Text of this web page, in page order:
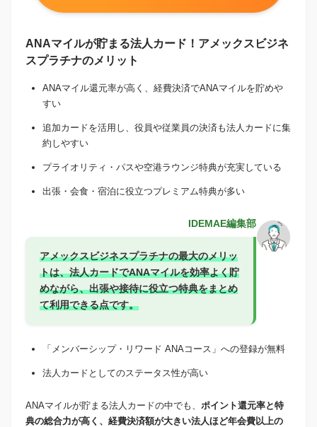
ANAマイルが貯まる法人カード！アメックスビジネ
スプラチナのメリット
ANAマイル還元率が高く、経費決済でANAマイルを貯めや
すい
追加カードを活用し、役員や従業員の決済も法人カードに集
約しやすい
プライオリティ・パスや空港ラウンジ特典が充実している
出張・会食・宿泊に役立つプレミアム特典が多い
IDEMAE編集部
アメックスビジネスプラチナの最大のメリッ
トは、法人カードでANAマイルを効率よく貯
めながら、出張や接待に役立つ特典をまとめ
て利用できる点です。
「メンバーシップ・リワード ANAコース」への登録が無料
法人カードとしてのステータス性が高い
ANAマイルが貯まる法人カードの中でも、 ポイント還元率と特
典の総合力が高く、経費決済額が大きい法人ほど年会費以上の